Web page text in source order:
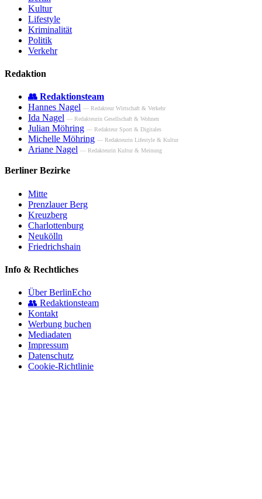
Kultur
Lifestyle
Kriminalität
Politik
Verkehr
Redaktion
👥 Redaktionsteam
Hannes Nagel — Redakteur Wirtschaft & Verkehr
Ida Nagel — Redakteurin Gesellschaft & Wohnen
Julian Möhring — Redakteur Sport & Digitales
Michelle Möhring — Redakteurin Lifestyle & Kultur
Ariane Nagel — Redakteurin Kultur & Meinung
Berliner Bezirke
Mitte
Prenzlauer Berg
Kreuzberg
Charlottenburg
Neukölln
Friedrichshain
Info & Rechtliches
Über BerlinEcho
👥 Redaktionsteam
Kontakt
Werbung buchen
Mediadaten
Impressum
Datenschutz
Cookie-Richtlinie